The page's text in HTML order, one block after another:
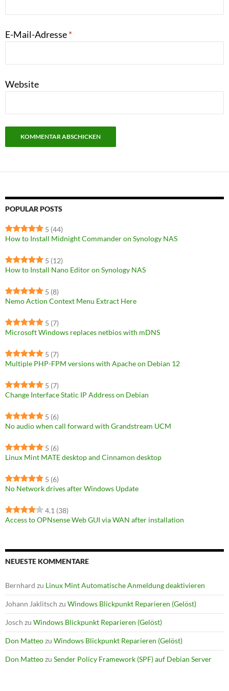
E-Mail-Adresse*
Website
POPULAR POSTS
5 (44)
How to Install Midnight Commander on Synology NAS
5 (12)
How to Install Nano Editor on Synology NAS
5 (8)
Nemo Action Context Menu Extract Here
5 (7)
Microsoft Windows replaces netbios with mDNS
5 (7)
Multiple PHP-FPM versions with Apache on Debian 12
5 (7)
Change Interface Static IP Address on Debian
5 (6)
No audio when call forward with Grandstream UCM
5 (6)
Linux Mint MATE desktop and Cinnamon desktop
5 (6)
No Network drives after Windows Update
4.1 (38)
Access to OPNsense Web GUI via WAN after installation
NEUESTE KOMMENTARE
Bernhard zu Linux Mint Automatische Anmeldung deaktivieren
Johann Jaklitsch zu Windows Blickpunkt Reparieren (Gelöst)
Josch zu Windows Blickpunkt Reparieren (Gelöst)
Don Matteozu Windows Blickpunkt Reparieren (Gelöst)
Don Matteozu Sender Policy Framework (SPF) auf Debian Server